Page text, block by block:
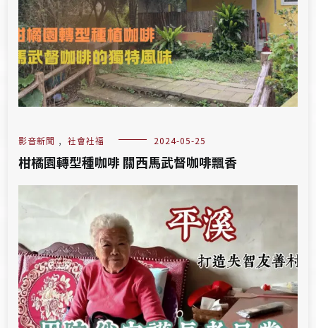
影音新聞 , 社會社福 2024-05-25
柑橘園轉型種咖啡 關西馬武督咖啡飄香